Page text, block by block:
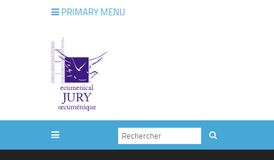
PRIMARY MENU